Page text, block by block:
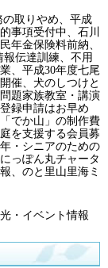
の取りやめ、平成
事項受付中、石川
年金保険料前納、
伝達訓練、不用
、平成30年度七尾
催、犬のしつけと
題家族教室・講演
録申請はお早め
でか山」の制作費
を支援する会員募
・シニアのための
っぽん丸チャータ
、のと里山里海ミ
・イベント情報